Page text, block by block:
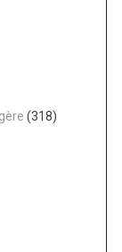
(318)